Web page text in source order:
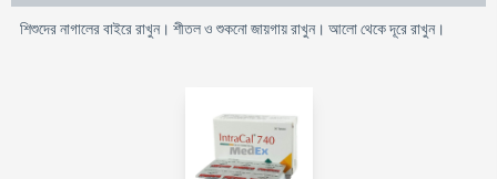
শিশুদের নাগালের বাইরে রাখুন। শীতল ও শুকনো জায়গায় রাখুন। আলো থেকে দূরে রাখুন।